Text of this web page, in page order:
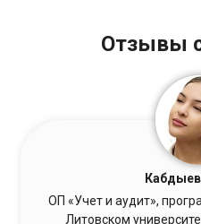
Отзывы
ОП «Учет и аудит»,
Литовском